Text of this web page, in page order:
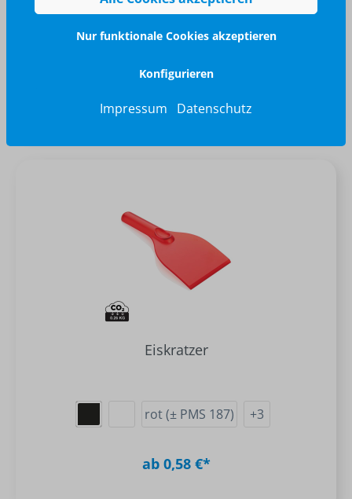
ab 5,41 €*
Eiskratzer
rot (± PMS 187) +3
ab 0,58 €*
Nur funktionale Cookies akzeptieren
Konfigurieren
Impressum Datenschutz